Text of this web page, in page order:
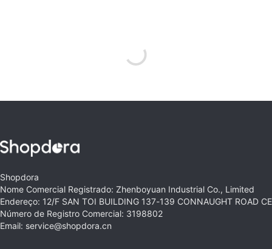
Shopdora
Nome Comercial Registrado: Zhenboyuan Industrial Co., Limited
Endereço: 12/F SAN TOI BUILDING 137-139 CONNAUGHT ROAD
Número de Registro Comercial: 3198802
Email: service@shopdora.cn